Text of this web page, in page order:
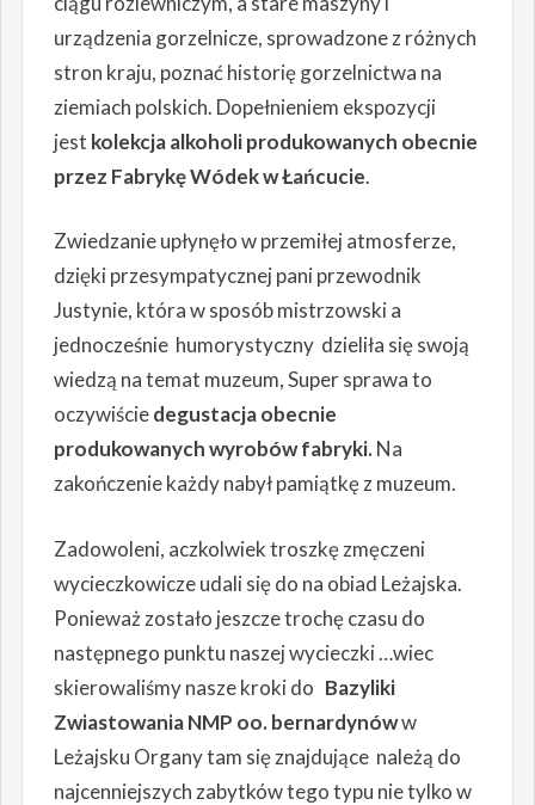
urządzenia gorzelnicze, sprowadzone z różnych
stron kraju, poznać historię gorzelnictwa na
ziemiach polskich. Dopełnieniem ekspozycji
jest kolekcja alkoholi produkowanych obecnie
przez Fabrykę Wódek w Łańcucie.
Zwiedzanie upłynęło w przemiłej atmosferze,
dzięki przesympatycznej pani przewodnik
Justynie, która w sposób mistrzowski a
jednocześnie humorystyczny dzieliła się swoją
wiedzą na temat muzeum, Super sprawa to
oczywiściedegustacja obecnie
produkowanych wyrobów fabryki.Na
zakończenie każdy nabył pamiątkę z muzeum.
Zadowoleni, aczkolwiek troszkę zmęczeni
wycieczkowicze udali się do na obiad Leżajska.
Ponieważ zostało jeszcze trochę czasu do
następnego punktu naszej wycieczki …wiec
skierowaliśmy nasze kroki do Bazyliki
Zwiastowania NMP oo. bernardynóww
Leżajsku Organy tam się znajdujące należą do
najcenniejszych zabytków tego typu nie tylko w